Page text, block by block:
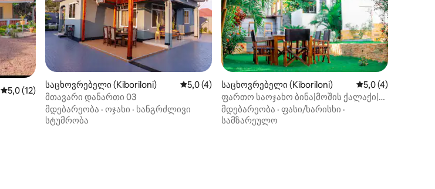
საშუალო შეფასებაა 5‑დან 5,0, 12 მიმოხილვა
5,0 (12)
საცხოვრებელი (Kiboriloni) საშუალო შეფასებაა 5‑დან 5,0, 4 მიმოხილვა
5,0 (4)
მთავარი დანართი 03
მდებარეობა · ოჯახი · ხანგრძლივი
სტუმრობა
საცხოვრებელი (Kiboriloni) საშუალო
5,0 (4)
ფართო საოჯახო ბინა|მოშის ქალაქი|
უფასო პარკინგი|
მდებარეობა · ფასი/ხარისხი ·
სამზარეულო